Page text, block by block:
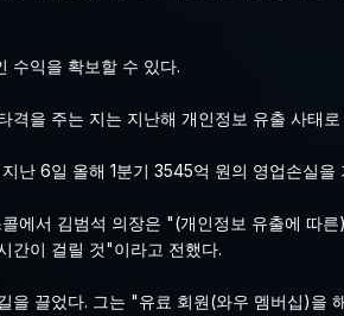
수익을 확보할 수 있다.
격을 주는 지는 지난해 개인정보 유출 사태
난 6일 올해 1분기 3545억 원의 영업손실
콜에서 김범석 의장은 "(개인정보 유출에 따
간이 걸릴 것"이라고 전했다.
을 끌었다. 그는 "유료 회원(와우 멤버십)을